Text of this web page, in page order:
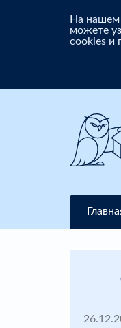
На нашем
можете
cookies и